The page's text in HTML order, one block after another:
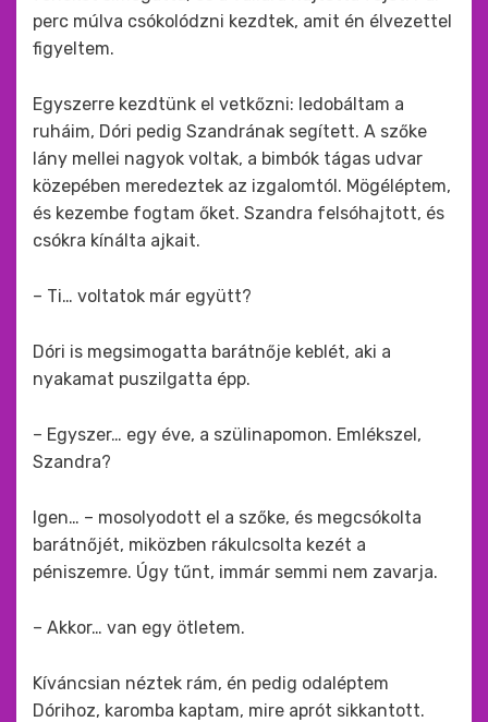
perc múlva csókolódzni kezdtek, amit én élvezettel
figyeltem.
Egyszerre kezdtünk el vetkőzni: ledobáltam a
ruháim, Dóri pedig Szandrának segített. A szőke
lány mellei nagyok voltak, a bimbók tágas udvar
közepében meredeztek az izgalomtól. Mögéléptem,
és kezembe fogtam őket. Szandra felsóhajtott, és
csókra kínálta ajkait.
– Ti… voltatok már együtt?
Dóri is megsimogatta barátnője keblét, aki a
nyakamat puszilgatta épp.
– Egyszer… egy éve, a szülinapomon. Emlékszel,
Szandra?
Igen… – mosolyodott el a szőke, és megcsókolta
barátnőjét, miközben rákulcsolta kezét a
péniszemre. Úgy tűnt, immár semmi nem zavarja.
– Akkor… van egy ötletem.
Kíváncsian néztek rám, én pedig odaléptem
Dórihoz, karomba kaptam, mire aprót sikkantott.